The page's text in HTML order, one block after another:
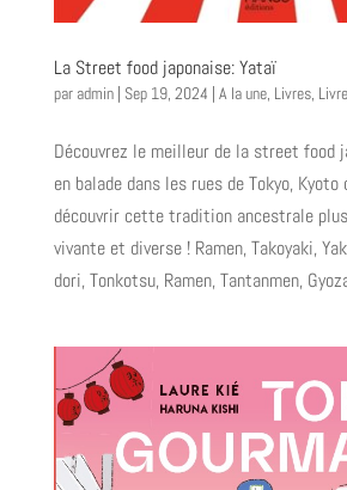
La Street food japonaise: Yataï
par admin| Sep 19, 2024 | A la une, Livres,
Découvrez le meilleur de la street food
en balade dans les rues de Tokyo, Kyoto
découvrir cette tradition ancestrale
vivante et diverse ! Ramen, Takoyaki,
dori, Tonkotsu, Ramen, Tantanmen,